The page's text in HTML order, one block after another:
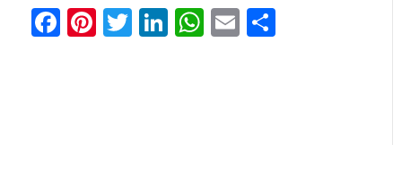
Facebook
Pinterest
Twitter
LinkedIn
WhatsApp
Email